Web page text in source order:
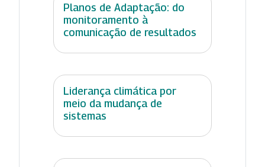
Planos de Adaptação: do
monitoramento à
comunicação de resultados
Liderança climática por
meio da mudança de
sistemas